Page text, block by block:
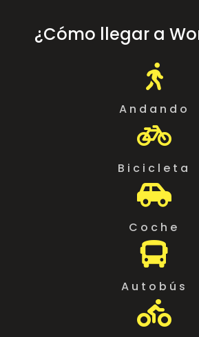
¿Cómo llegar a

Andando

Bicicleta

Coche

Autobús
